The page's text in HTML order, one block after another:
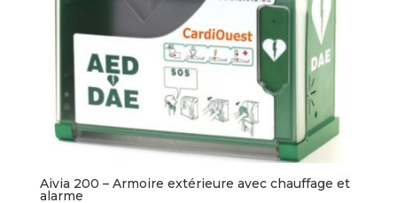
Aivia 200 – Armoire extérieure avec chauffage et
alarme